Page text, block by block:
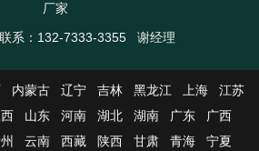
厂家
系：132-7333-3355 谢经理
内蒙古 辽宁 吉林 黑龙江 上海
江苏
山东 河南 湖北 湖南 广东
广西
云南 西藏 陕西 甘肃 青海 宁夏